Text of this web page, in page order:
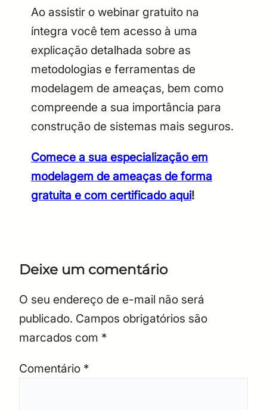
Ao assistir o webinar gratuito na
íntegra você tem acesso à uma
explicação detalhada sobre as
metodologias e ferramentas de
modelagem de ameaças, bem como
compreende a sua importância para
construção de sistemas mais seguros.
Comece a sua especialização em
modelagem de ameaças de forma
gratuita e com certificado aqui!
Deixe um comentário
O seu endereço de e-mail não será
publicado. Campos obrigatórios são
marcados com *
Comentário *